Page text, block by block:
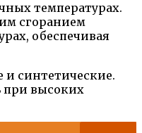
температурах.
сгоранием
обеспечивая
и синтетические.
при высоких